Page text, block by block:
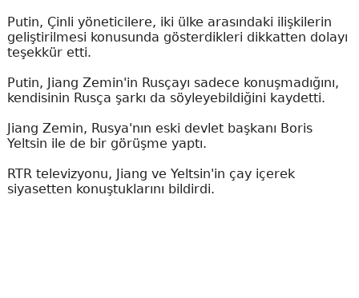
Putin, Çinli yöneticilere, iki ülke arasındaki ilişkilerin
geliştirilmesi konusunda gösterdikleri dikkatten dolayı
teşekkür etti.
Putin, Jiang Zemin'in Rusçayı sadece konuşmadığını,
kendisinin Rusça şarkı da söyleyebildiğini kaydetti.
Jiang Zemin, Rusya'nın eski devlet başkanı Boris
Yeltsin ile de bir görüşme yaptı.
RTR televizyonu, Jiang ve Yeltsin'in çay içerek
siyasetten konuştuklarını bildirdi.